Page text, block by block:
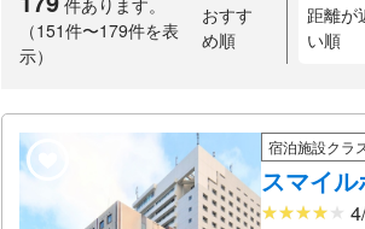
件あります。
（151件〜179件を表
示）
おすす
め順
距離が
い順
宿泊施設クラ
スマイ